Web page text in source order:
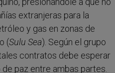
extranjeras para la
y gas en zonas de
(Sulu Sea). Según el grupo
contratos debe esperar
paz entre ambas partes.